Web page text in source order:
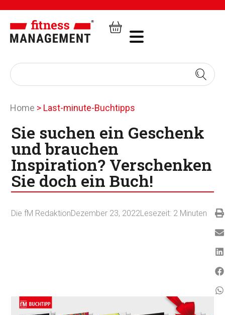
Home > Last-minute-Buchtipps
Sie suchen ein Geschenk
und brauchen
Inspiration? Verschenken
Sie doch ein Buch!
Die fM RedaktionDezember 23, 2022Lesezeit: 2 Minuten